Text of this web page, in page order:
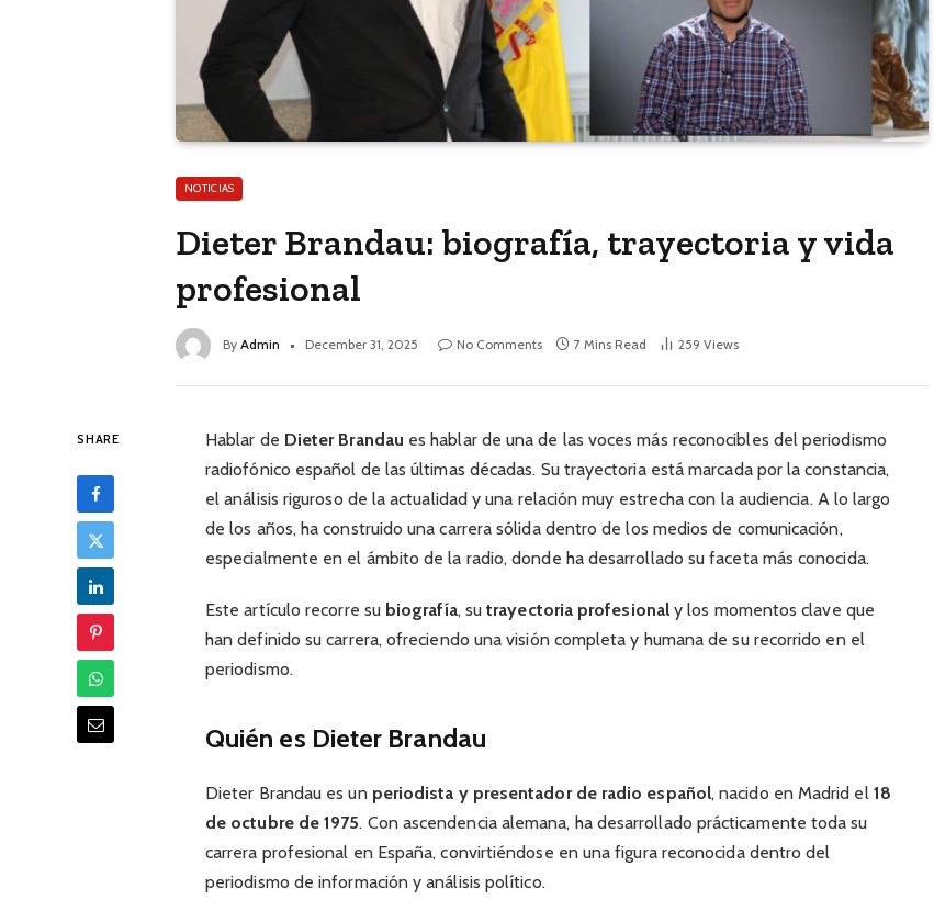
NOTICIAS
Dieter Brandau: biografía, trayectoria y vida
profesional
By Admin December 31, 2025 No Comments 7 Mins Read 259 Views
SHARE Hablar de Dieter Brandau es hablar de una de las voces más reconocibles del periodismo
radiofónico español de las últimas décadas. Su trayectoria está marcada por la constancia,
el análisis riguroso de la actualidad y una relación muy estrecha con la audiencia. A lo largo
de los años, ha construido una carrera sólida dentro de los medios de comunicación,
especialmente en el ámbito de la radio, donde ha desarrollado su faceta más conocida.
Este artículo recorre su biografía, sutrayectoria profesionaly los momentos clave que
han definido su carrera, ofreciendo una visión completa y humana de su recorrido en el
periodismo.
Quién es Dieter Brandau
Dieter Brandau es un periodista y presentador de radio español, nacido en Madrid el 18
de octubre de 1975. Con ascendencia alemana, ha desarrollado prácticamente toda su
carrera profesional en España, convirtiéndose en una figura reconocida dentro del
periodismo de información y análisis político.